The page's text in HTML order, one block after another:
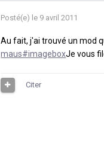
Posté(e) le 9 avril 2011
Au fait, j'ai trouvé un mod
maus#imageboxJe vous
Citer